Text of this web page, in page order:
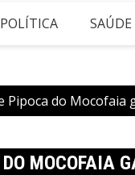
POLÍTICA SAÚDE
Pipoca do Mocofaia
MOCOFAIA